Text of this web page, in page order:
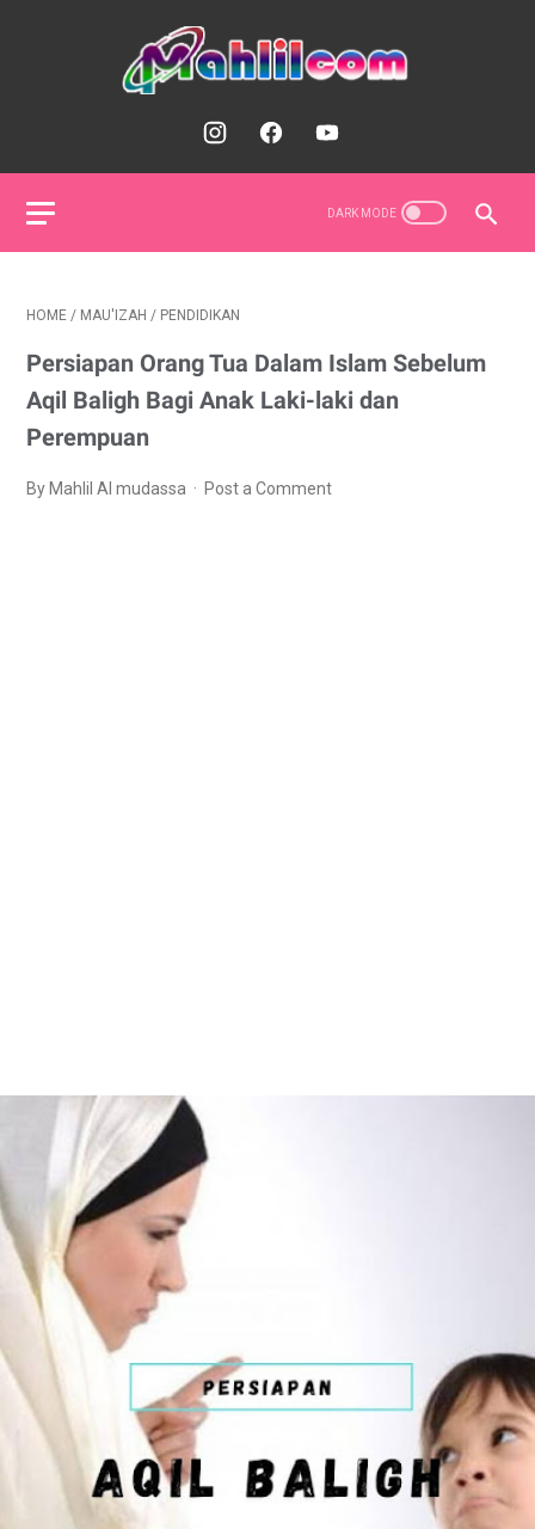
HOME / MAU'IZAH / PENDIDIKAN
Persiapan Orang Tua Dalam Islam Sebelum
Aqil Baligh Bagi Anak Laki-laki dan
Perempuan
By Mahlil Al mudassa Post a Comment